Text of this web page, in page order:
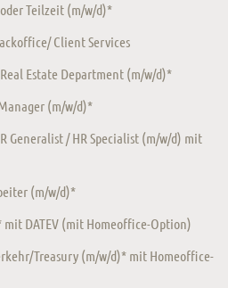
Teilzeit (m/w/d)*
Client Services
Estate Department (m/w/d)*
(m/w/d)*
Generalist / HR Specialist (m/w/d) mit
(m/w/d)*
DATEV (mit Homeoffice-Option)
Treasury (m/w/d)* mit Homeoffice-